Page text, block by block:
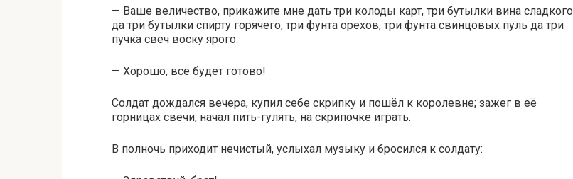
— Ваше величество, прикажите мне дать три колоды карт, три бутылки вина сладкого
да три бутылки спирту горячего, три фунта орехов, три фунта свинцовых пуль да три
пучка свеч воску ярого.
— Хорошо, всё будет готово!
Солдат дождался вечера, купил себе скрипку и пошёл к королевне; зажег в её
горницах свечи, начал пить-гулять, на скрипочке играть.
В полночь приходит нечистый, услыхал музыку и бросился к солдату: